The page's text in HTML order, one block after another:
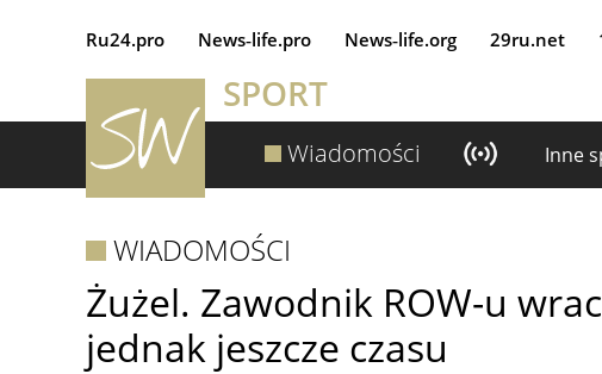
Ru24.pro News‑life.pro News‑life.org 29ru.net
SPORT
Wiadomości Inne
WIADOMOŚCI
Żużel. Zawodnik ROW-u
jednak jeszcze czasu